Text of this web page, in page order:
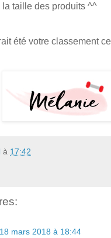
taille des produits ^^
été votre classement
à 17:42
18 mars 2018 à 18:44